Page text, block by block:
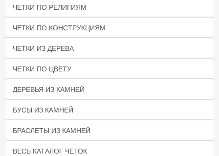
ЧЕТКИ ПО РЕЛИГИЯМ
ЧЕТКИ ПО КОНСТРУКЦИЯМ
ЧЕТКИ ИЗ ДЕРЕВА
ЧЕТКИ ПО ЦВЕТУ
ДЕРЕВЬЯ ИЗ КАМНЕЙ
БУСЫ ИЗ КАМНЕЙ
БРАСЛЕТЫ ИЗ КАМНЕЙ
ВЕСЬ КАТАЛОГ ЧЕТОК